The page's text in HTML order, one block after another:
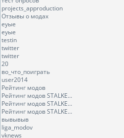
projects_approduction
Отзывы о модах
еуые
еуые
testin
twitter
twitter
20
во_что_поиграть
user2014
Рейтинг модов
Рейтинг модов STALKE...
Рейтинг модов STALKE...
Рейтинг модов STALKE...
вывывыв
liga_modov
vknews